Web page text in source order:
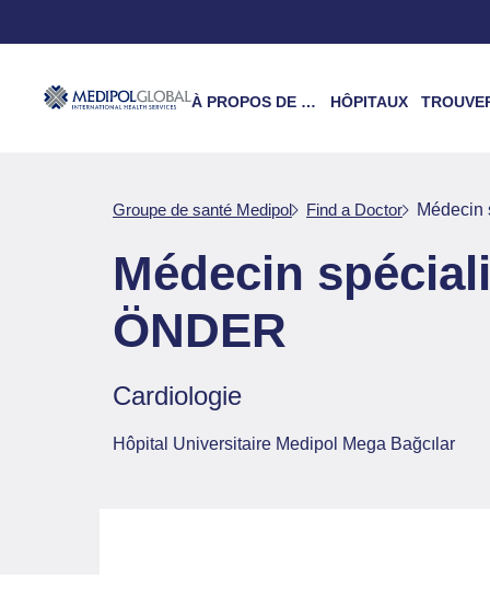
À PROPOS DE NOUS HÔPITAUX TROUVER UN
Groupe de santé Medipol Find a Doctor Médecin
Médecin
ÖNDER
Cardiologie
Hôpital Universitaire Medipol Mega Bağcılar